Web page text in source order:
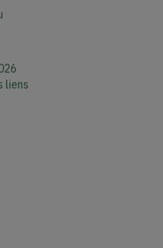
liens